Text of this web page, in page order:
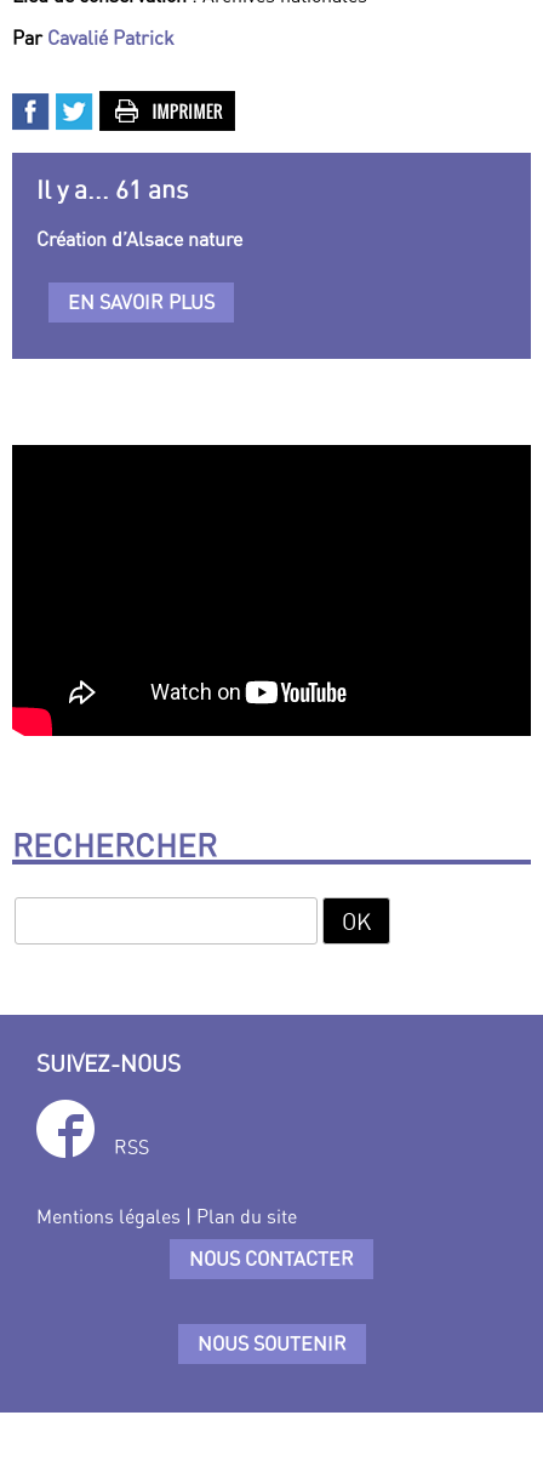
Par Cavalié Patrick
Il y a... 61 ans
Création d’Alsace nature
EN SAVOIR PLUS
RECHERCHER
SUIVEZ-NOUS
RSS
Mentions légales | Plan du site
NOUS CONTACTER
NOUS SOUTENIR